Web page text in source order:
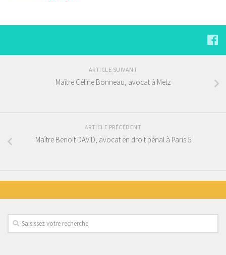
ARTICLE SUIVANT
Maître Céline Bonneau, avocat à Metz
ARTICLE PRÉCÉDENT
Maître Benoit DAVID, avocat en droit pénal à Paris 5